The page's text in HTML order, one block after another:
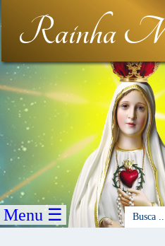
Rainha
Menu ☰